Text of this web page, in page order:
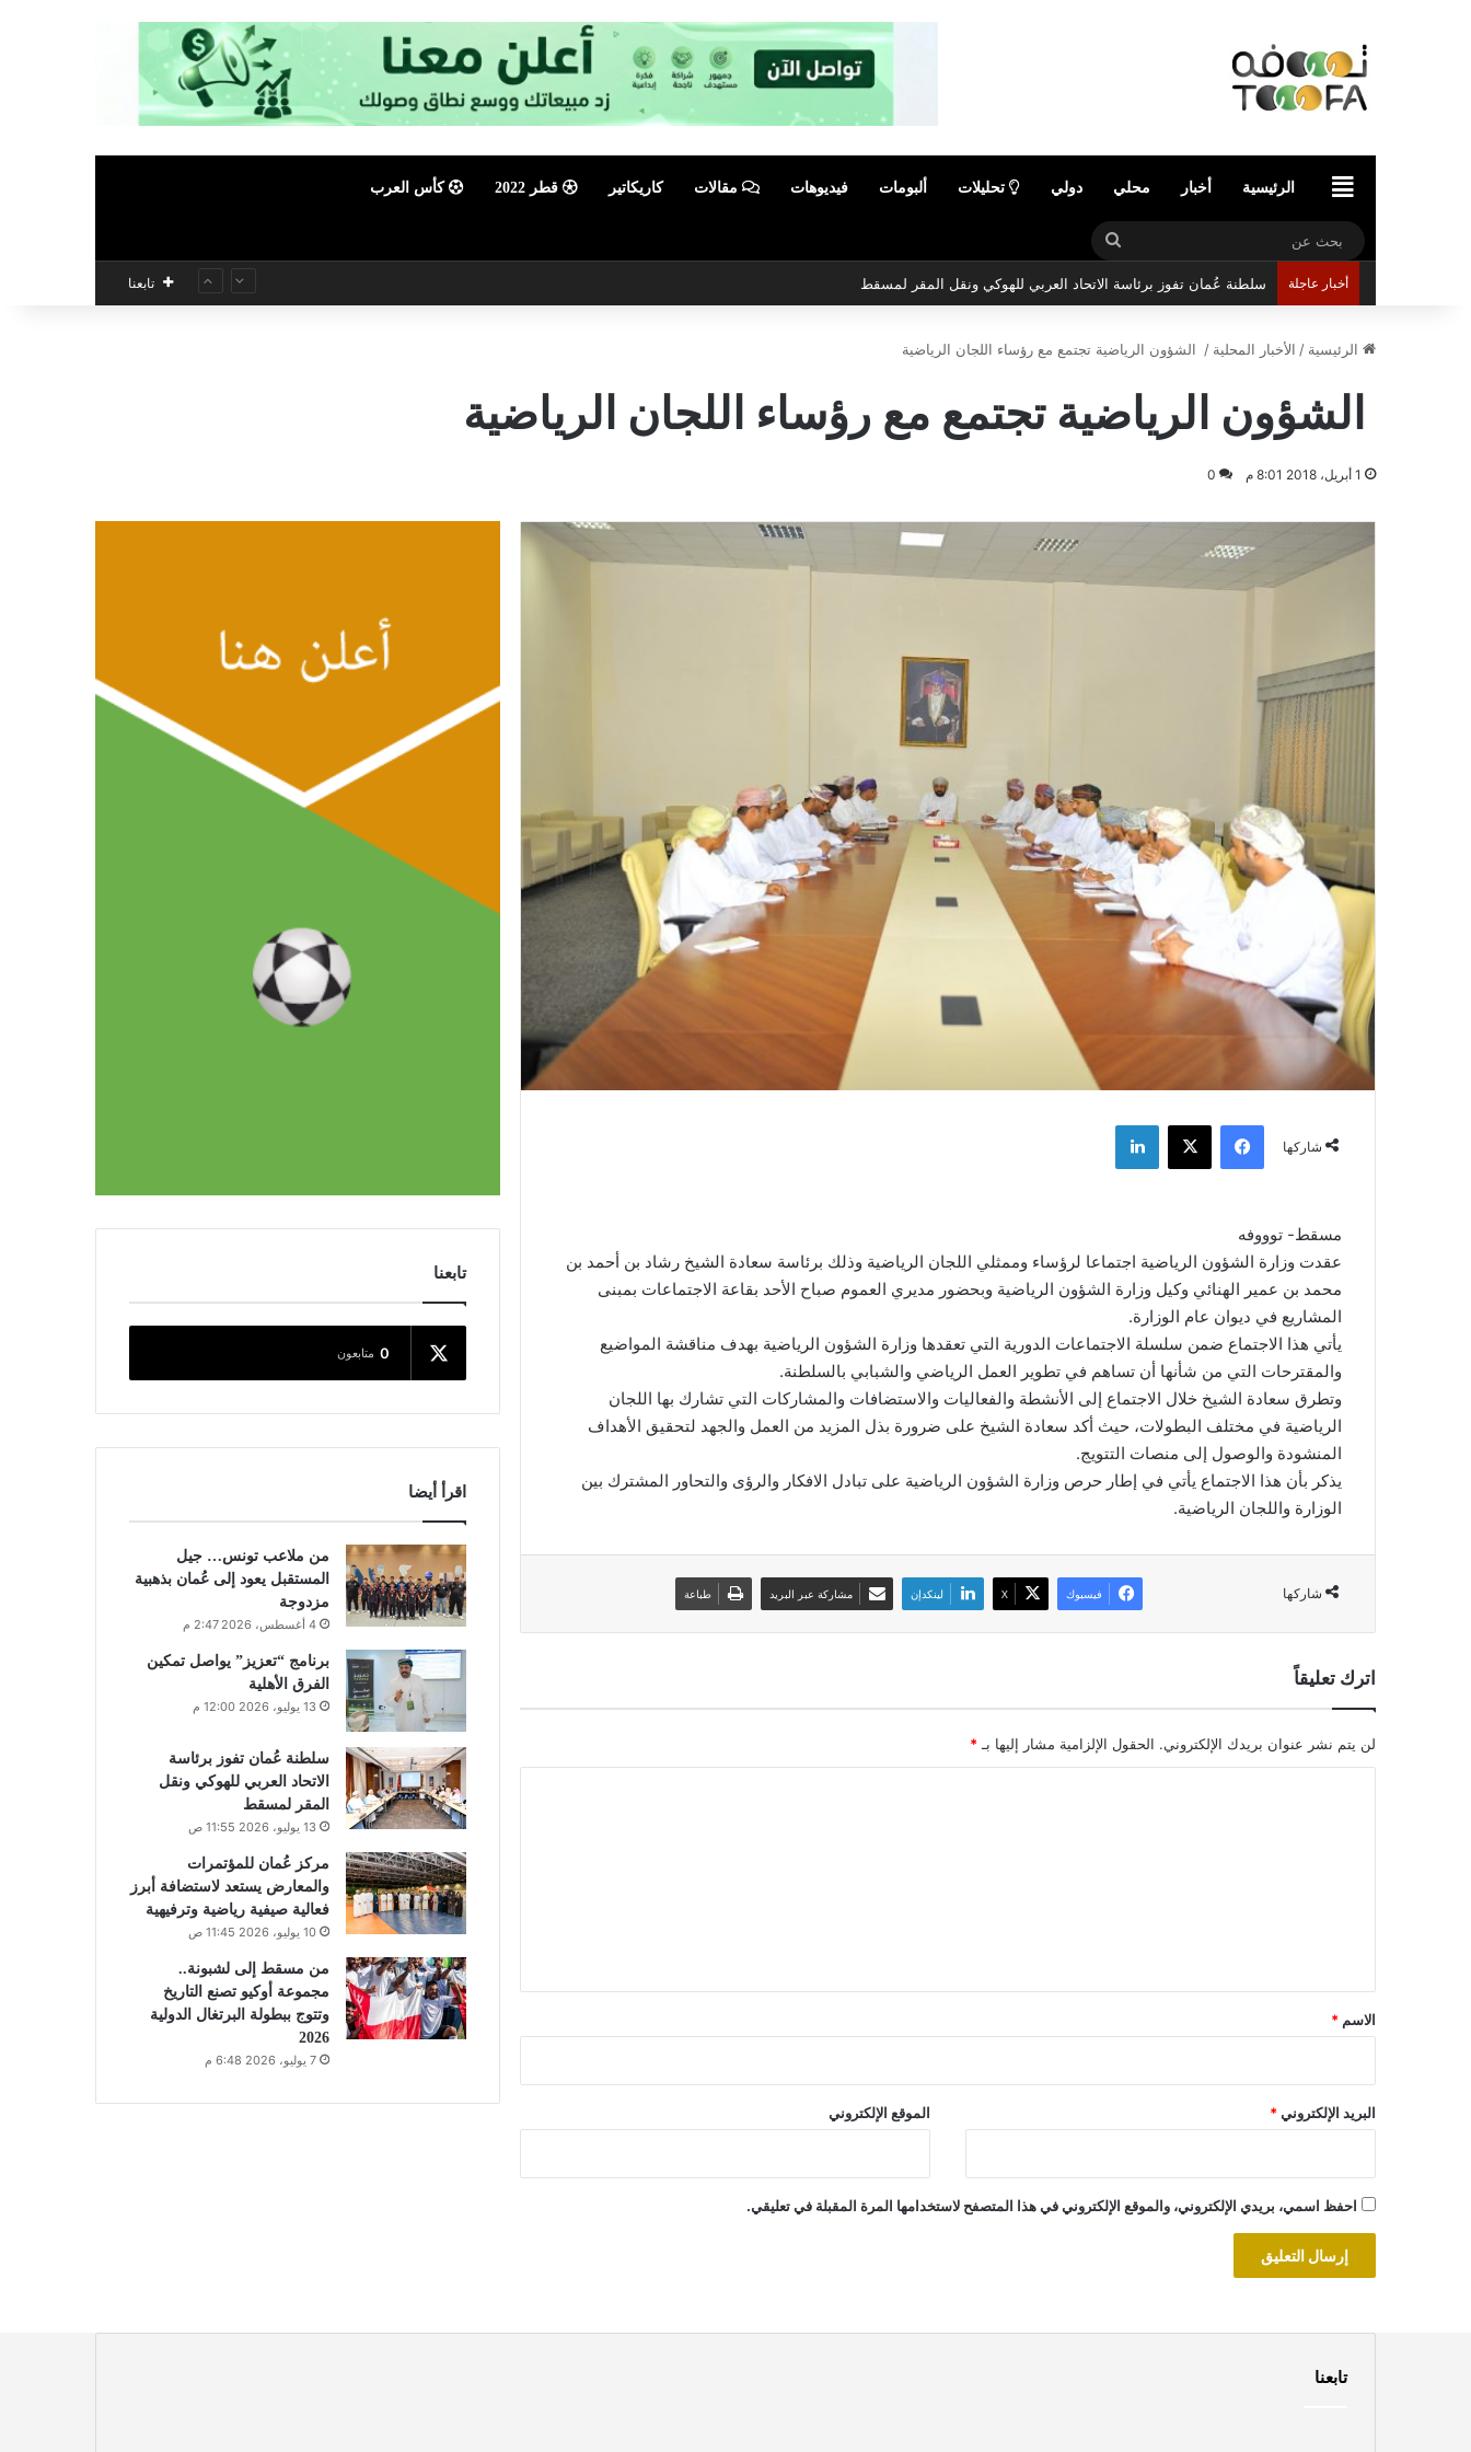
الرئيسيةالرئيسية أخبار محلي دولي تحليلات ألبومات فيديوهات مقالات كاريكاتير قطر 2022 كأس العرب
بحث
عن
أخبار عاجلة سلطنة عُمان تفوز برئاسة الاتحاد العربي للهوكي ونقل المقر لمسقط تابعنا
الرئيسية / الأخبار المحلية / الشؤون الرياضية تجتمع مع رؤساء اللجان الرياضية
الشؤون الرياضية تجتمع مع رؤساء اللجان الرياضية
1 أبريل، 2018 8:01 م 0
شاركها
فيسبوك ‫X لينكدإن
مسقط- توووفه
عقدت وزارة الشؤون الرياضية اجتماعا لرؤساء وممثلي اللجان الرياضية وذلك برئاسة سعادة الشيخ رشاد بن أحمد بن
محمد بن عمير الهنائي وكيل وزارة الشؤون الرياضية وبحضور مديري العموم صباح الأحد بقاعة الاجتماعات بمبنى
المشاريع في ديوان عام الوزارة.
يأتي هذا الاجتماع ضمن سلسلة الاجتماعات الدورية التي تعقدها وزارة الشؤون الرياضية بهدف مناقشة المواضيع
والمقترحات التي من شأنها أن تساهم في تطوير العمل الرياضي والشبابي بالسلطنة.
وتطرق سعادة الشيخ خلال الاجتماع إلى الأنشطة والفعاليات والاستضافات والمشاركات التي تشارك بها اللجان
الرياضية في مختلف البطولات، حيث أكد سعادة الشيخ على ضرورة بذل المزيد من العمل والجهد لتحقيق الأهداف
المنشودة والوصول إلى منصات التتويج.
يذكر بأن هذا الاجتماع يأتي في إطار حرص وزارة الشؤون الرياضية على تبادل الافكار والرؤى والتحاور المشترك بين
الوزارة واللجان الرياضية.
شاركها فيسبوك ‫X لينكدإن مشاركة عبر البريد طباعة
اترك تعليقاً
لن يتم نشر عنوان بريدك الإلكتروني. الحقول الإلزامية مشار إليها بـ*
*
الاسم *
البريد الإلكتروني* الموقع الإلكتروني
احفظ اسمي، بريدي الإلكتروني، والموقع الإلكتروني في هذا المتصفح لاستخدامها المرة المقبلة في تعليقي.
تابعنا
0 متابعون
اقرأ أيضا
من ملاعب تونس… جيل
المستقبل يعود إلى عُمان بذهبية
مزدوجة
4 أغسطس، 2026 2:47 م
برنامج “تعزيز” يواصل تمكين
الفرق الأهلية
13 يوليو، 2026 12:00 م
سلطنة عُمان تفوز برئاسة
الاتحاد العربي للهوكي ونقل
المقر لمسقط
13 يوليو، 2026 11:55 ص
مركز عُمان للمؤتمرات
والمعارض يستعد لاستضافة أبرز
فعالية صيفية رياضية وترفيهية
10 يوليو، 2026 11:45 ص
من مسقط إلى لشبونة..
مجموعة أوكيو تصنع التاريخ
وتتوج ببطولة البرتغال الدولية
2026
7 يوليو، 2026 6:48 م
تابعنا